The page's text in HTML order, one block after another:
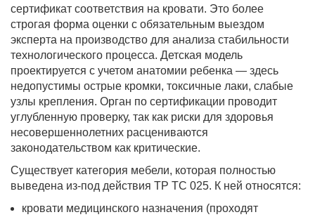
сертификат соответствия на кровати. Это более
строгая форма оценки с обязательным выездом
эксперта на производство для анализа стабильности
технологического процесса. Детская модель
проектируется с учетом анатомии ребенка — здесь
недопустимы острые кромки, токсичные лаки, слабые
узлы крепления. Орган по сертификации проводит
углубленную проверку, так как риски для здоровья
несовершеннолетних расцениваются
законодательством как критические.
Существует категория мебели, которая полностью
выведена из-под действия ТР ТС 025. К ней относятся:
кровати медицинского назначения (проходят